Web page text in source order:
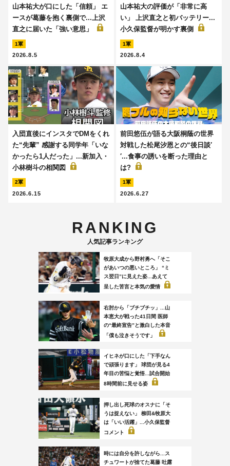
山本祐大が口にした「信頼」 エ
ースが葛藤を抱く裏側で...上沢
直之に届いた「強い意思」
1軍
2026.8.5
山本祐大の評価が「非常に高
い」 上沢直之と初バッテリー...
小久保監督が明かす裏側
1軍
2026.8.4
入団直後にインスタでDMをくれ
た“先輩” 感謝する同学年「いな
かったら1人だった」...新加入・
小林樹斗の相関図
2軍
2026.6.15
前田悠伍が語る大阪桐蔭の世界
対戦した松尾汐恩との“後日談′
′...食事の誘いを断った理由と
は?
1軍
2026.6.27
RANKING
人気記事ランキング
牧原大成から野村勇へ「そこ
があいつの悪いところ」 “ミ
ス翌日”に見えた姿...あえて
呈した苦言と本気の愛情
右肘から「ブチブチッ」...山
本恵大が戦った41日間 医師
の“最終宣告”と激白した本音
「僕も泣きそうです」
イヒネが口にした「下手なん
で頑張ります」 球団が見る4
年目の苦悩と覚悟...試合開始
8時間前に見せる姿
押し出し死球のオスナに「そ
うは捉えない」 柳田&牧原大
は「いい活躍」...小久保監督
コメント
時には自分を許しながら...ス
チュワートが捨てた葛藤 吐露